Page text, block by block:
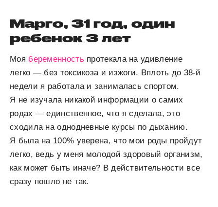
Марго, 31 год, один
ребенок 3 лет
Моя беременность протекала на удивление
легко — без токсикоза и изжоги. Вплоть до 38-й
недели я работала и занималась спортом.
Я не изучала никакой информации о самих
родах — единственное, что я сделала, это
сходила на однодневные курсы по дыханию.
Я была на 100% уверена, что мои роды пройдут
легко, ведь у меня молодой здоровый организм,
как может быть иначе? В действительности все
сразу пошло не так.